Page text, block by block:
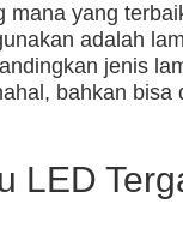
mana yang
adalah
jenis
bahkan
LED